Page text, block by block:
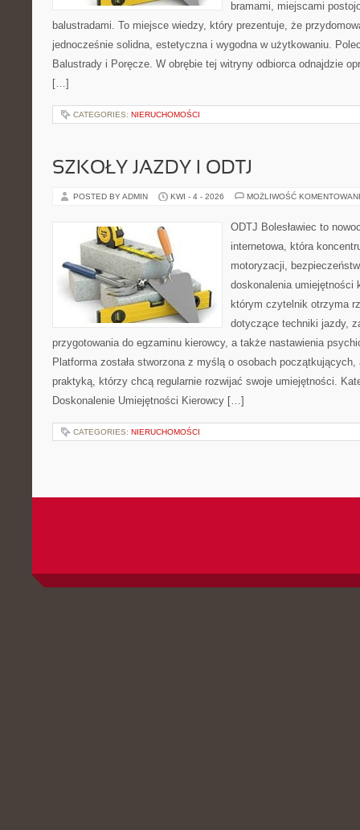
bramami, miejscami
balustradami. To miejsce wiedzy, który prezentuje, że
jednocześnie solidna, estetyczna i wygodna w użytkowaniu.
Balustrady i Poręcze. W obrębie tej witryny odbiorca odnajdzie
[…]
CATEGORIES: NIERUCHOMOŚCI
SZKOŁY JAZDY I ODTJ
POSTED BY ADMIN KWI - 4 - 2026 MOŻLIWOŚĆ
ODTJ Bolesławiec to
internetowa, która
motoryzacji,
doskonalenia umiejętności
którym czytelnik otrzyma
dotyczące techniki jazdy,
przygotowania do egzaminu kierowcy, a także nastawienia
Platforma została stworzona z myślą o osobach
praktyką, którzy chcą regularnie rozwijać swoje umiejętności.
Doskonalenie Umiejętności Kierowcy […]
CATEGORIES: NIERUCHOMOŚCI